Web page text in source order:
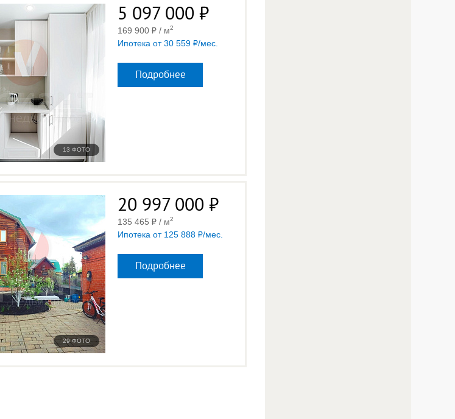
13 ФОТО
5 097 000
169 900 / м2
Ипотека от 30 559 /мес.
Подробнее
29 ФОТО
20 997 000
135 465 / м2
Ипотека от 125 888 /мес.
Подробнее